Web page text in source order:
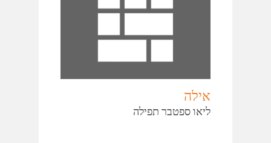
אילה
ליאו ספטבר תפילה